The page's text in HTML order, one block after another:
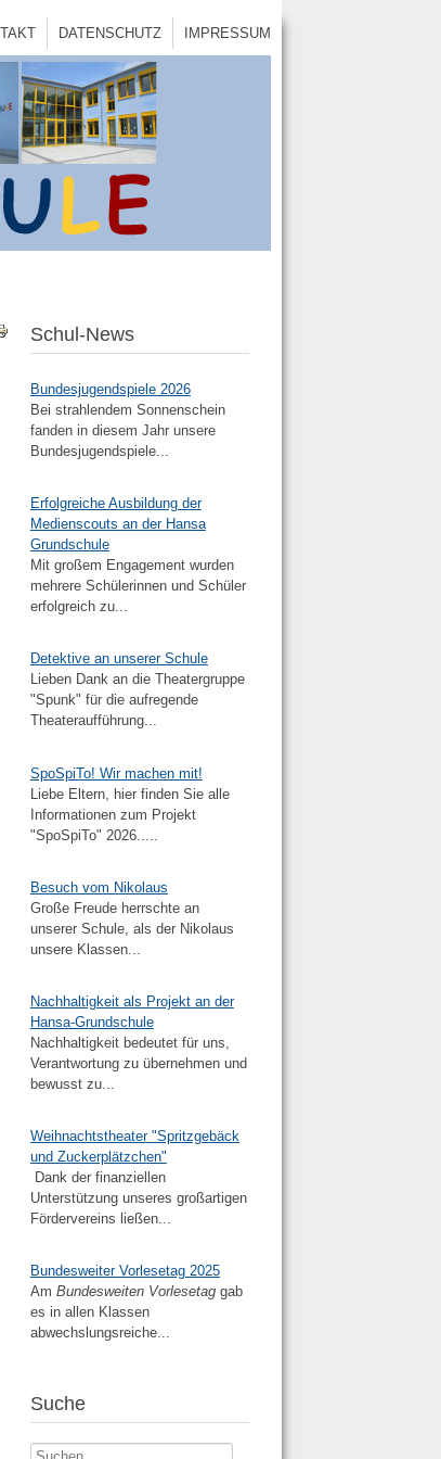
IMPRESSUM
DATENSCHUTZ
Schul-News
Bundesjugendspiele 2026
Bei strahlendem Sonnenschein
fanden in diesem Jahr unsere
Bundesjugendspiele...
Erfolgreiche Ausbildung der
Medienscouts an der Hansa
Grundschule
Mit großem Engagement wurden
mehrere Schülerinnen und Schüler
erfolgreich zu...
Detektive an unserer Schule
Lieben Dank an die Theatergruppe
"Spunk" für die aufregende
Theateraufführung...
SpoSpiTo! Wir machen mit!
Liebe Eltern, hier finden Sie alle
Informationen zum Projekt
"SpoSpiTo" 2026.....
Besuch vom Nikolaus
Große Freude herrschte an
unserer Schule, als der Nikolaus
unsere Klassen...
Nachhaltigkeit als Projekt an der
Hansa-Grundschule
Nachhaltigkeit bedeutet für uns,
Verantwortung zu übernehmen und
bewusst zu...
Weihnachtstheater "Spritzgebäck
und Zuckerplätzchen"
Dank der finanziellen
Unterstützung unseres großartigen
Fördervereins ließen...
Bundesweiter Vorlesetag 2025
Am Bundesweiten Vorlesetaggab
es in allen Klassen
abwechslungsreiche...
Suche
Suchen